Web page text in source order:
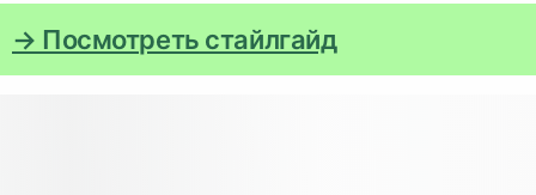
→ Посмотреть стайлгайд